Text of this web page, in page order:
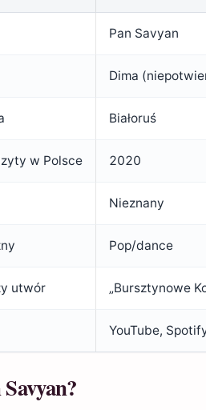
Pan Savyan
Dima
Białoruś
w Polsce 2020
Nieznany
Pop/dance
utwór „Bursztynowe
YouTube,